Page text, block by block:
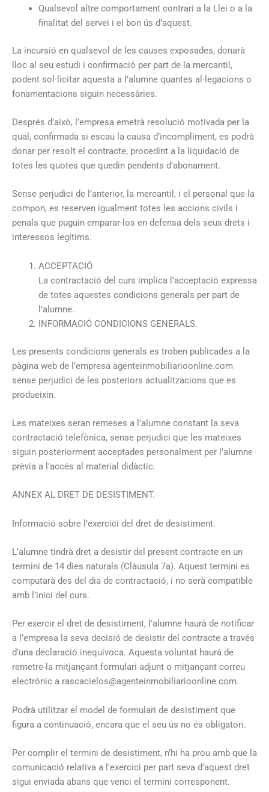
Qualsevol altre comportament contrari a la Llei o a la
finalitat del servei i el bon ús d’aquest.
La incursió en qualsevol de les causes exposades, donarà
lloc al seu estudi i confirmació per part de la mercantil,
podent sol·licitar aquesta a l’alumne quantes al·legacions o
fonamentacions siguin necessàries.
Després d’això, l’empresa emetrà resolució motivada per la
qual, confirmada si escau la causa d’incompliment, es podrà
donar per resolt el contracte, procedint a la liquidació de
totes les quotes que quedin pendents d’abonament.
Sense perjudici de l’anterior, la mercantil, i el personal que la
compon, es reserven igualment totes les accions civils i
penals que puguin emparar-los en defensa dels seus drets i
interessos legítims.
ACCEPTACIÓ
La contractació del curs implica l’acceptació expressa
de totes aquestes condicions generals per part de
l’alumne.
INFORMACIÓ CONDICIONS GENERALS.
Les presents condicions generals es troben publicades a la
pàgina web de l’empresa agenteinmobiliarioonline.com
sense perjudici de les posteriors actualitzacions que es
produeixin.
Les mateixes seran remeses a l’alumne constant la seva
contractació telefònica, sense perjudici que les mateixes
siguin posteriorment acceptades personalment per l’alumne
prèvia a l’accés al material didàctic.
ANNEX AL DRET DE DESISTIMENT.
Informació sobre l’exercici del dret de desistiment.
L’alumne tindrà dret a desistir del present contracte en un
termini de 14 dies naturals (Clàusula 7a). Aquest termini es
computarà des del dia de contractació, i no serà compatible
amb l’inici del curs.
Per exercir el dret de desistiment, l’alumne haurà de notificar
a l’empresa la seva decisió de desistir del contracte a través
d’una declaració inequívoca. Aquesta voluntat haurà de
remetre-la mitjançant formulari adjunt o mitjançant correu
electrònic a rascacielos@agenteinmobiliarioonline.com.
Podrà utilitzar el model de formulari de desistiment que
figura a continuació, encara que el seu ús no és obligatori.
Per complir el termini de desistiment, n’hi ha prou amb que la
comunicació relativa a l’exercici per part seva d’aquest dret
sigui enviada abans que venci el termini corresponent.